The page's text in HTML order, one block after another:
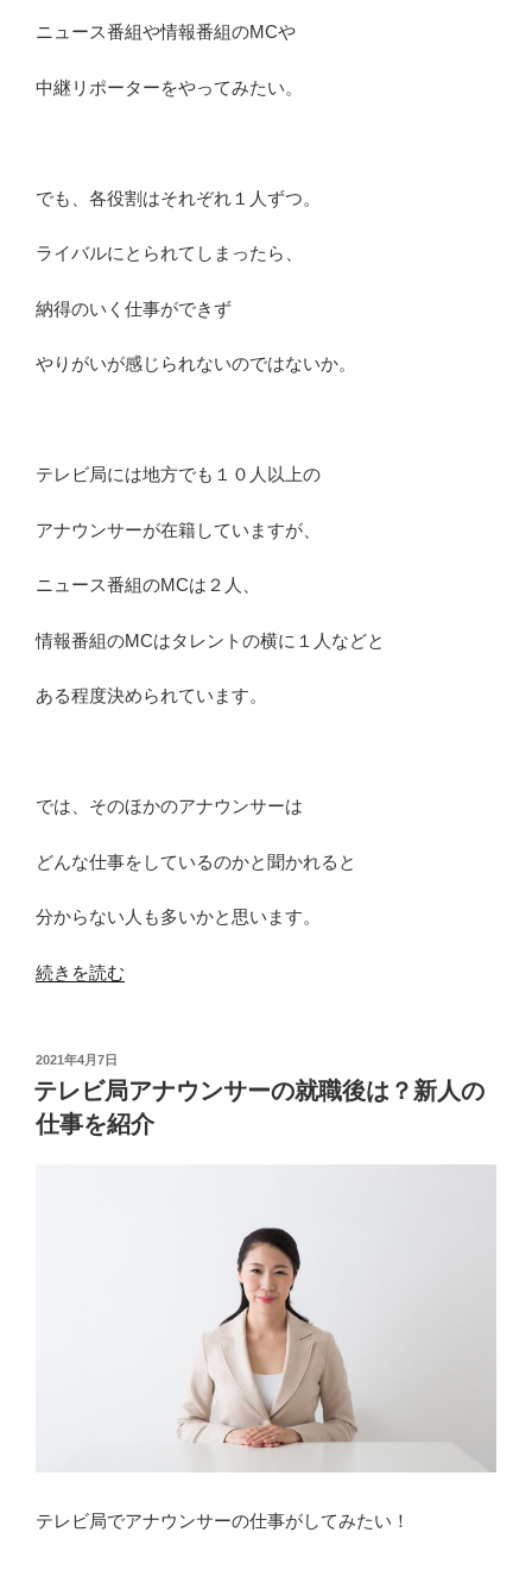
い
解
ニュース番組や情報番組のMCや
中継リポーターをやってみたい。
でも、各役割はそれぞれ１人ずつ。
ライバルにとられてしまったら、
納得のいく仕事ができず
やりがいが感じられないのではないか。
テレビ局には地方でも１０人以上の
アナウンサーが在籍していますが、
ニュース番組のMCは２人、
情報番組のMCはタレントの横に１人などと
ある程度決められています。
では、そのほかのアナウンサーは
どんな仕事をしているのかと聞かれると
分からない人も多いかと思います。
“地
レ
ビ
局
ア
容
続きを読む
投
稿
日:
2021年4月7日
テレビ局アナウンサーの就職後は？新人の
仕事を紹介
テレビ局でアナウンサーの仕事がしてみたい！